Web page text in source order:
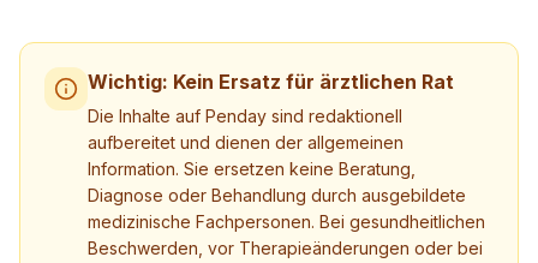
Wichtig: Kein Ersatz für ärztlichen Rat
Die Inhalte auf Penday sind redaktionell
aufbereitet und dienen der allgemeinen
Information. Sie ersetzen keine Beratung,
Diagnose oder Behandlung durch ausgebildete
medizinische Fachpersonen. Bei gesundheitlichen
Beschwerden, vor Therapieänderungen oder bei